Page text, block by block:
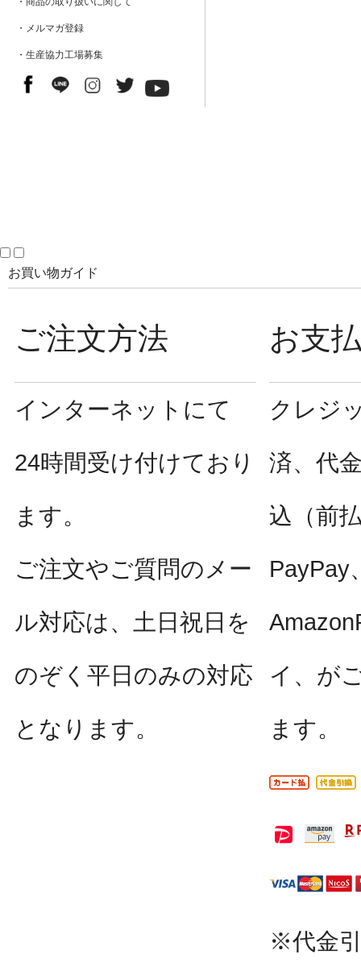
・メルマガ登録
・生産協力工場募集
お買い物ガイド
ご注文方法
インターネットにて
24時間受け付けており
ます。
ご注文やご質問のメー
ル対応は、土日祝日を
のぞく平日のみの対応
となります。
お支
クレジ
済、代
込（前
PayPay
イ、が
ます。
※代金